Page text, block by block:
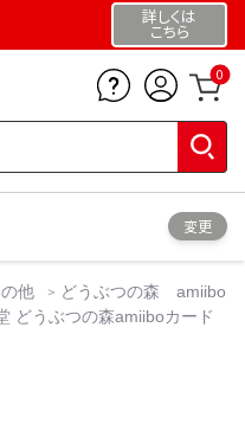
詳しくは
こちら
0
変更
他
どうぶつの森 amiibo
どうぶつの森amiiboカード